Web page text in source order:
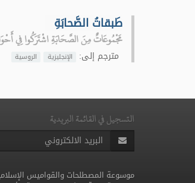
طَبقاتُ الصَّحابَةِ
مَجْمُوعَاتٌ مِنَ الصَّحَابَةِ اشْتَرَكُوا فِي
مترجم إلى: الإنجليزية الروسية
التسجيل في القائمة البريدية
موسوعة المصطلحات والقواميس